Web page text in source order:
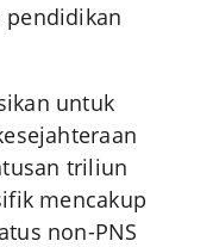
pendidikan
untuk
triliun
mencakup
non-PNS